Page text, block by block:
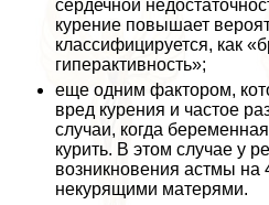
сердечной
курение повышает
классифицируется, как
гипеpaктивность»;
еще одним фактором,
вред курения и частое
случаи, когда
курить. В этом случае у
возникновения астмы на
некурящими матерями.